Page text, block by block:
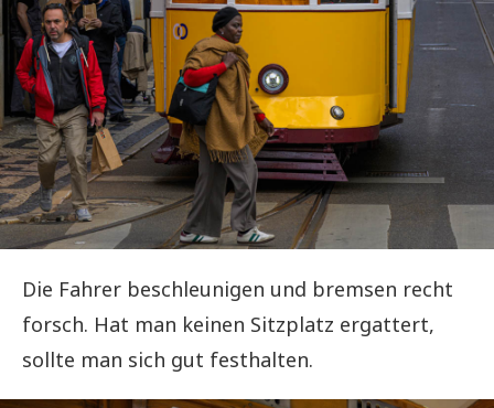
Die Fahrer beschleunigen und bremsen recht
forsch. Hat man keinen Sitzplatz ergattert,
sollte man sich gut festhalten.